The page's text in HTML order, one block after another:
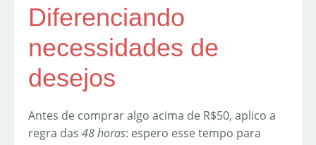
Diferenciando
necessidades de
desejos
Antes de comprar algo acima de R$50, aplico a
regra das 48 horas: espero esse tempo para